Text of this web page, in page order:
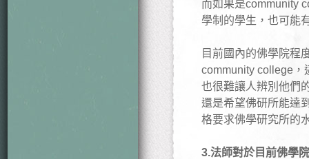
而如果是community
學制的學生，也可能
目前國內的佛學院程
community college，
也很難讓人辨別他們
還是希望佛研所能達
格要求佛學研究所的
3.法師對於目前佛學